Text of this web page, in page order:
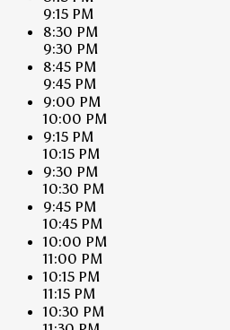
9:15 PM
8:30 PM
9:30 PM
8:45 PM
9:45 PM
9:00 PM
10:00 PM
9:15 PM
10:15 PM
9:30 PM
10:30 PM
9:45 PM
10:45 PM
10:00 PM
11:00 PM
10:15 PM
11:15 PM
10:30 PM